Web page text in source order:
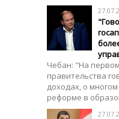
Чебан: "На
правительства
доходах, о
реформе в